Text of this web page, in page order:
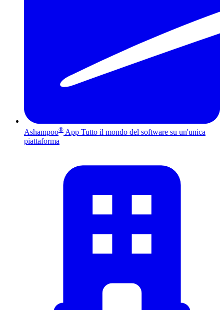
Ashampoo® App Tutto il mondo del software su un'unica
piattaforma